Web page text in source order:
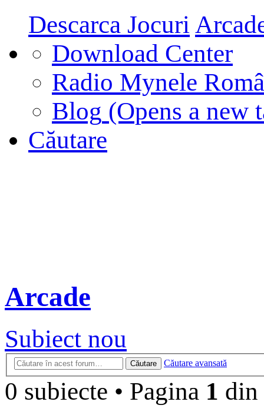
Descarca Jocuri
Download Center
Radio Mynele
Blog (Opens a new
Căutare
Arcade
Subiect nou
Căutare Căutare avansată
0 subiecte • Pagina 1 din